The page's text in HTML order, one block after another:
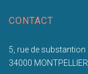
CONTACT
5, rue de substantion
34000 MONTPELLIER